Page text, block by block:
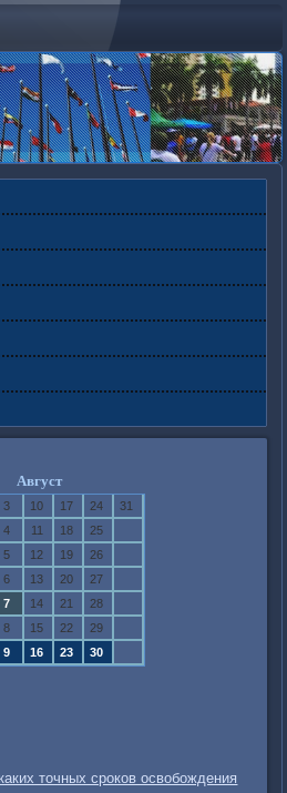
Август
3 10 17 24
31
4 11 18
25
5 12 19
26
6 13 20
27
7 14 21
28
8 15 22
29
9 16 23 30
точных сроков освобождения